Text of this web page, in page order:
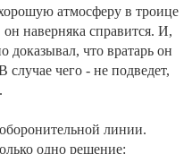
атмосферу в троице
наверняка справится. И,
доказывал, что вратарь он
чего - не подведет,
линии.
одно решение: